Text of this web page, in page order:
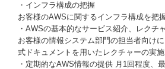
・インフラ構成の把握
お客様のAWSに関するインフラ構成を把
・AWSの基本的なサービス紹介、レクチ
お客様の情報システム部門の担当者向け
式ドキュメントを用いたレクチャーの実施
・定期的なAWS情報の提供 月1回程度、